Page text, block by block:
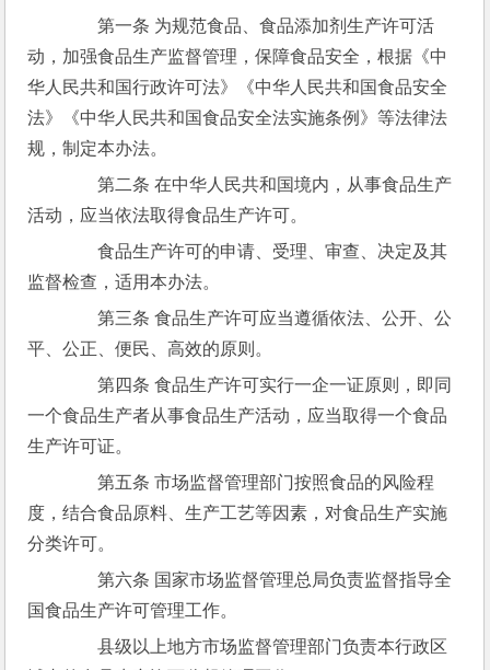
第一条 为规范食品、食品添加剂生产许可活
动，加强食品生产监督管理，保障食品安全，根据《中
华人民共和国行政许可法》《中华人民共和国食品安全
法》《中华人民共和国食品安全法实施条例》等法律法
规，制定本办法。
第二条 在中华人民共和国境内，从事食品生产
活动，应当依法取得食品生产许可。
食品生产许可的申请、受理、审查、决定及其
监督检查，适用本办法。
第三条 食品生产许可应当遵循依法、公开、公
平、公正、便民、高效的原则。
第四条 食品生产许可实行一企一证原则，即同
一个食品生产者从事食品生产活动，应当取得一个食品
生产许可证。
第五条 市场监督管理部门按照食品的风险程
度，结合食品原料、生产工艺等因素，对食品生产实施
分类许可。
第六条 国家市场监督管理总局负责监督指导全
国食品生产许可管理工作。
县级以上地方市场监督管理部门负责本行政区